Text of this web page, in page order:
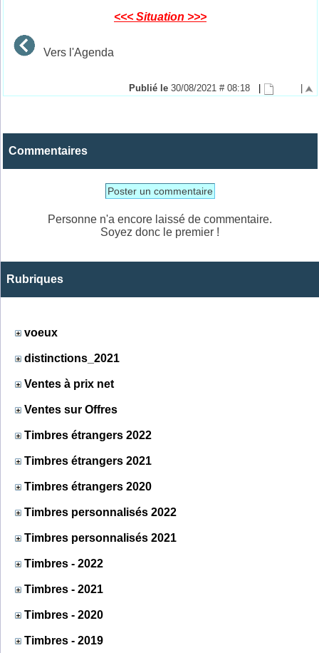
<<< Situation >>>
Vers l'Agenda
Publié le 30/08/2021 # 08:18
Commentaires
Poster un commentaire
Personne n'a encore laissé de commentaire.
Soyez donc le premier !
Rubriques
voeux
distinctions_2021
Ventes à prix net
Ventes sur Offres
Timbres étrangers 2022
Timbres étrangers 2021
Timbres étrangers 2020
Timbres personnalisés 2022
Timbres personnalisés 2021
Timbres - 2022
Timbres - 2021
Timbres - 2020
Timbres - 2019